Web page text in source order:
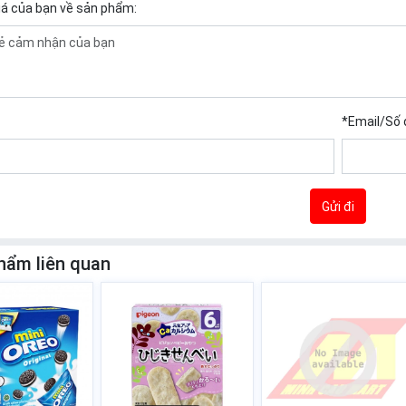
của bạn về sản phẩm:
*Email/Số
Gửi đi
liên quan